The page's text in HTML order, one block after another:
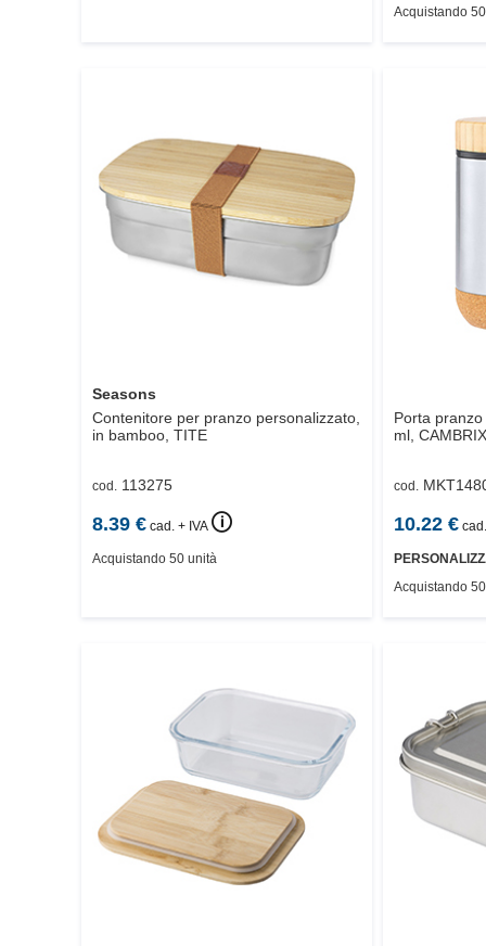
Acquistando
Seasons
Contenitore per pranzo personalizzato,
in bamboo, TITE
cod. 113275
8.39 € cad. + IVA 🛈
Acquistando 50 unità
Porta
ml, CAMBRIX
cod.
10.22€
Acquistando